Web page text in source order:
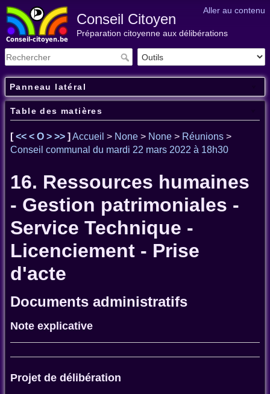
Aller au contenu
Conseil Citoyen
Préparation citoyenne aux délibérations
Panneau latéral
Table des matières
[<< < O > >> ] Accueil > None > None > Réunions >
Conseil communal du mardi 22 mars 2022 à 18h30
16. Ressources humaines
- Gestion patrimoniales -
Service Technique -
Licenciement - Prise
d'acte
Documents administratifs
Note explicative
Projet de délibération